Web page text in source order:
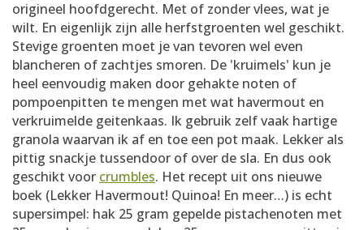
origineel hoofdgerecht. Met of zonder vlees, wat je
wilt. En eigenlijk zijn alle herfstgroenten wel geschikt.
Stevige groenten moet je van tevoren wel even
blancheren of zachtjes smoren. De 'kruimels' kun je
heel eenvoudig maken door gehakte noten of
pompoenpitten te mengen met wat havermout en
verkruimelde geitenkaas. Ik gebruik zelf vaak hartige
granola waarvan ik af en toe een pot maak. Lekker als
pittig snackje tussendoor of over de sla. En dus ook
geschikt voor crumbles. Het recept uit ons nieuwe
boek (Lekker Havermout! Quinoa! En meer…) is echt
supersimpel: hak 25 gram gepelde pistachenoten met